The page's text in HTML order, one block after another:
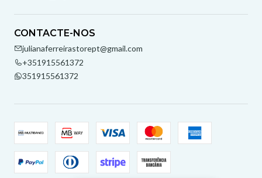
CONTACTE-NOS
julianaferreirastorept@gmail.com
+351915561372
351915561372